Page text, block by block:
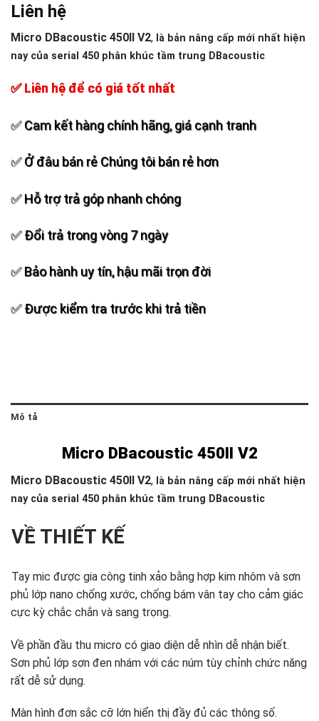
Liên hệ
Micro DBacoustic 450II V2, là bản nâng cấp mới nhất hiện
nay của serial 450 phân khúc tầm trung DBacoustic
✅ Liên hệ để có giá tốt nhất
✅ Cam kết hàng chính hãng, giá cạnh tranh
✅ Ở đâu bán rẻ Chúng tôi bán rẻ hơn
✅ Hỗ trợ trả góp nhanh chóng
✅ Đổi trả trong vòng 7 ngày
✅ Bảo hành uy tín, hậu mãi trọn đời
✅ Được kiểm tra trước khi trả tiền
Mô tả
Micro DBacoustic 450II V2
Micro DBacoustic 450II V2, là bản nâng cấp mới nhất hiện
nay của serial 450 phân khúc tầm trung DBacoustic
VỀ THIẾT KẾ
Tay mic được gia công tinh xảo bằng hợp kim nhôm và sơn
phủ lớp nano chống xước, chống bám vân tay cho cảm giác
cực kỳ chắc chắn và sang trọng.
Về phần đầu thu micro có giao diện dễ nhìn dễ nhận biết.
Sơn phủ lớp sơn đen nhám với các núm tùy chỉnh chức năng
rất dễ sử dụng.
Màn hình đơn sắc cỡ lớn hiển thị đầy đủ các thông số.